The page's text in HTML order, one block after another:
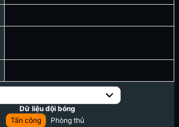
Dữ liệu đội bóng
Tấn công
Phòng thủ